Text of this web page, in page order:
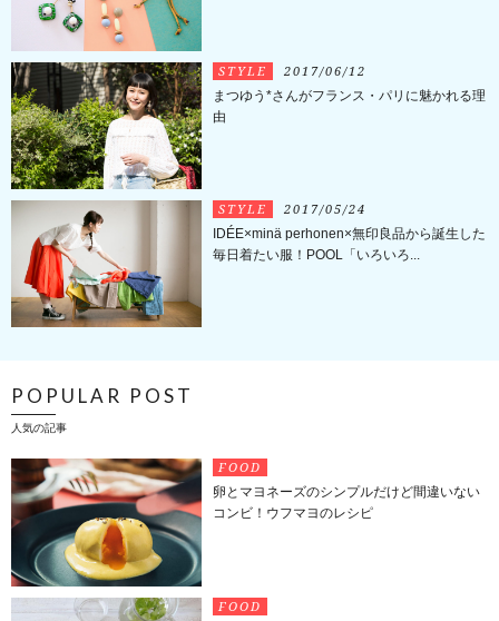
STYLE 2017/06/12
まつゆう*さんがフランス・パリに魅かれる理
由
STYLE 2017/05/24
IDÉE×minä perhonen×無印良品から誕生した
毎日着たい服！POOL「いろいろ...
POPULAR POST
人気の記事
FOOD
卵とマヨネーズのシンプルだけど間違いない
コンビ！ウフマヨのレシピ
FOOD